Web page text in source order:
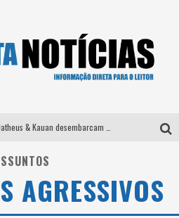
Selo Moda Music confirma Bel Costa no palco Talentos da Terra do Pedro Leopoldo Rodeio Show
Após sair da KondZilla, DJ Danny Albuquerque inicia nova fase
AGRESSIVOS